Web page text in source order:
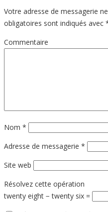
Votre adresse de messagerie
obligatoires sont indiqués avec
Commentaire
Nom *
Adresse de messagerie *
Site web
Résolvez cette opération
twenty eight − twenty six =